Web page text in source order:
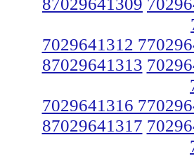
7029641312
87029641313
7029641316
87029641317